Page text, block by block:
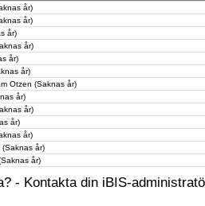
år)
år)
år)
år)
år)
år)
Otzen (Saknas år)
år)
år)
år)
år)
(Saknas år)
år)
- Kontakta din iBIS-